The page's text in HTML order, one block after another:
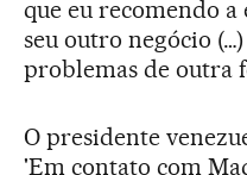
que eu recomendo a
seu outro negócio
problemas de outra
O presidente
'Em contato com